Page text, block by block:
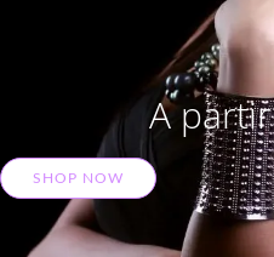
A
SHOP NOW